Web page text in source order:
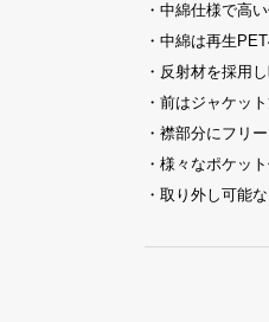
・中綿仕様で高
・中綿は再生
・反射材を採用
・前はジャケッ
・襟部分にフリ
・様々なポケッ
・取り外し可能